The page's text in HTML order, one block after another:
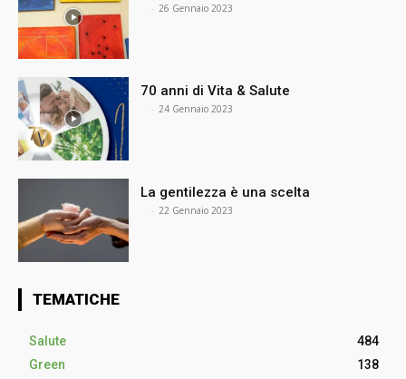
- 26 Gennaio 2023
70 anni di Vita & Salute
- 24 Gennaio 2023
La gentilezza è una scelta
- 22 Gennaio 2023
TEMATICHE
Salute
484
Green
138